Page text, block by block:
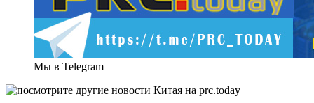
Мы в Telegram